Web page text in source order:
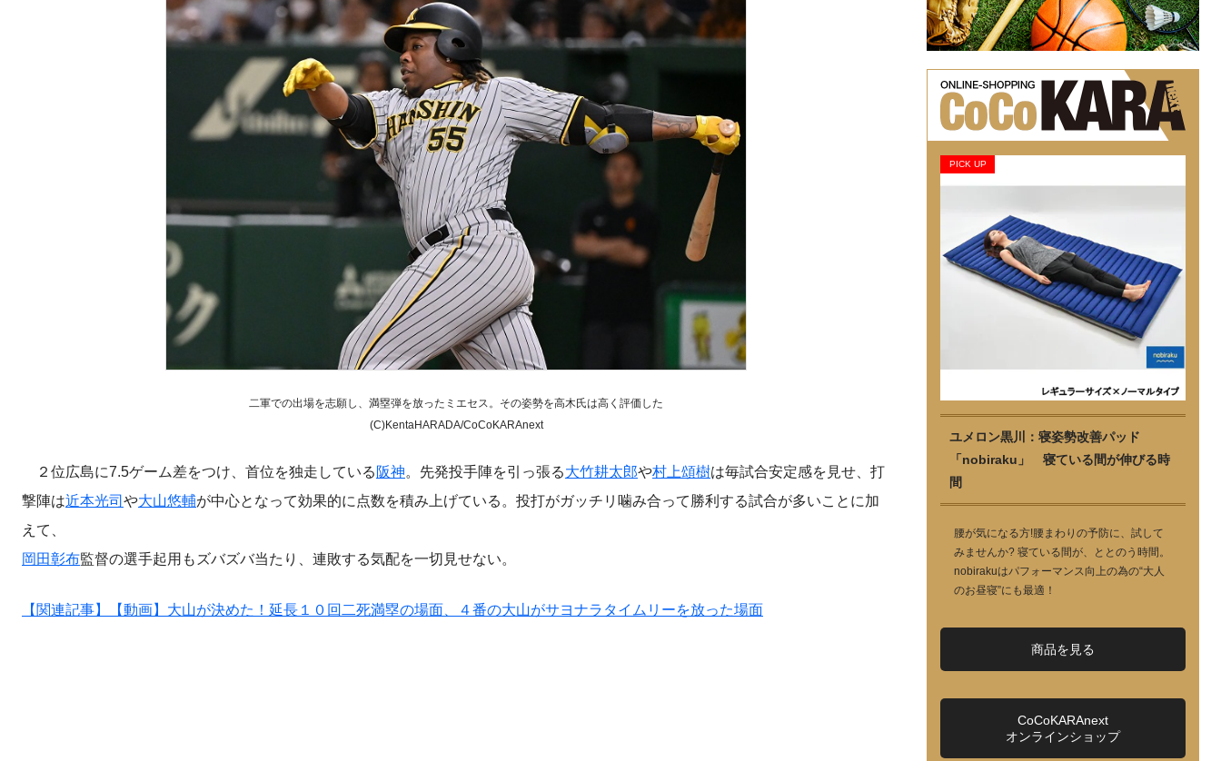
二軍での出場を志願し、満塁弾を放ったミエセス。その姿勢を高木氏は高く評価した
(C)KentaHARADA/CoCoKARAnext
２位広島に7.5ゲーム差をつけ、首位を独走している 阪神。先発投手陣を引っ張る大竹耕太郎や村上頌樹は毎試合安定感を見せ、打
撃陣は近本光司 や大山悠輔が中心となって効果的に点数を積み上げている。投打がガッチリ噛み合って勝利する試合が多いことに加
えて、
岡田彰布監督の選手起用もズバズバ当たり、連敗する気配を一切見せない。
【関連記事】【動画】大山が決めた！延長１０回二死満塁の場面、４番の大山がサヨナラタイムリーを放った場面
PICK UP
ユメロン黒川：寝姿勢改善パッド
「nobiraku」 寝ている間が伸びる時
間
腰が気になる方!腰まわりの予防に、試して
みませんか? 寝ている間が、ととのう時間。
nobirakuはパフォーマンス向上の為の“大人
のお昼寝”にも最適！
商品を見る
CoCoKARAnext
オンラインショップ